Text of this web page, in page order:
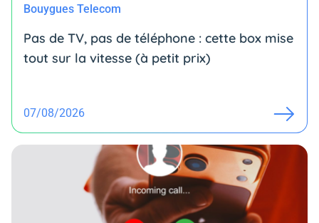
Bouygues Telecom
Pas de TV, pas de téléphone : cette box mise
tout sur la vitesse (à petit prix)
07/08/2026